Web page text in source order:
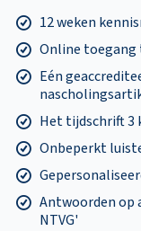
12 weken
Online
Eén
Het tijdschrift 3
Onbeperkt
Antwoorden op
NTVG'